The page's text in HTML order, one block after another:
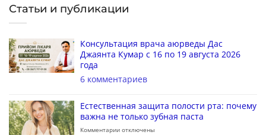
Статьи и публикации
Консультация врача аюрведы Дас
Джаянта Кумар с 16 по 19 августа 2026
года
6 комментариев
Естественная защита полости рта: почему
важна не только зубная паста
Комментарии отключены